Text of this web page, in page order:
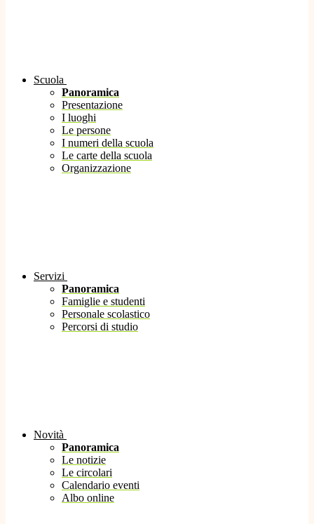
Scuola
Panoramica
Presentazione
I luoghi
Le persone
I numeri della scuola
Le carte della scuola
Organizzazione
Servizi
Panoramica
Famiglie e studenti
Personale scolastico
Percorsi di studio
Novità
Panoramica
Le notizie
Le circolari
Calendario eventi
Albo online